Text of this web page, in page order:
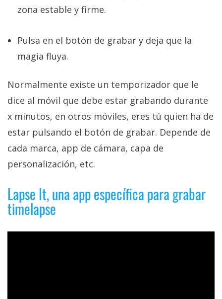
zona estable y firme.
Pulsa en el botón de grabar y deja que la
magia fluya.
Normalmente existe un temporizador que le
dice al móvil que debe estar grabando durante
x minutos, en otros móviles, eres tú quien ha de
estar pulsando el botón de grabar. Depende de
cada marca, app de cámara, capa de
personalización, etc.
Lapse It, una app específica para grabar
timelapse